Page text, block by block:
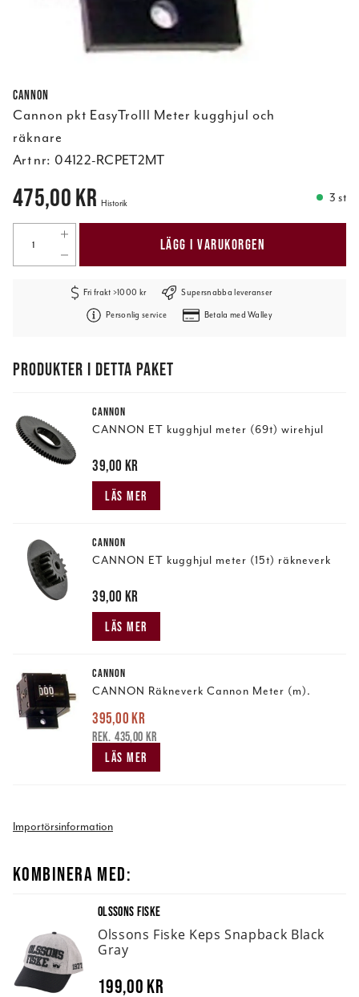
Cannon
Cannon pkt EasyTrolll Meter kugghjul och
räknare
Art nr: 04122-RCPET2MT
Pris:475,00 kr
475,00 kr Historik 3 st
LÄGG I VARUKORGEN
Fri frakt >1000 kr Supersnabba leveranser
Personlig service Betala med Walley
PRODUKTER I DETTA PAKET
CANNON
CANNON ET kugghjul meter (69t) wirehjul
Pris:39,00 kr
39,00 kr
LÄS MER
CANNON
CANNON ET kugghjul meter (15t) räkneverk
Pris:39,00 kr
39,00 kr
LÄS MER
CANNON
CANNON Räkneverk Cannon Meter (m).
Nuvarande pris
435,00 kr
395,00 kr
435,00 kr
LÄS MER
Importörsinformation
KOMBINERA MED:
OLSSONS FISKE
Olssons Fiske Keps Snapback Black
Gray
199,00 kr